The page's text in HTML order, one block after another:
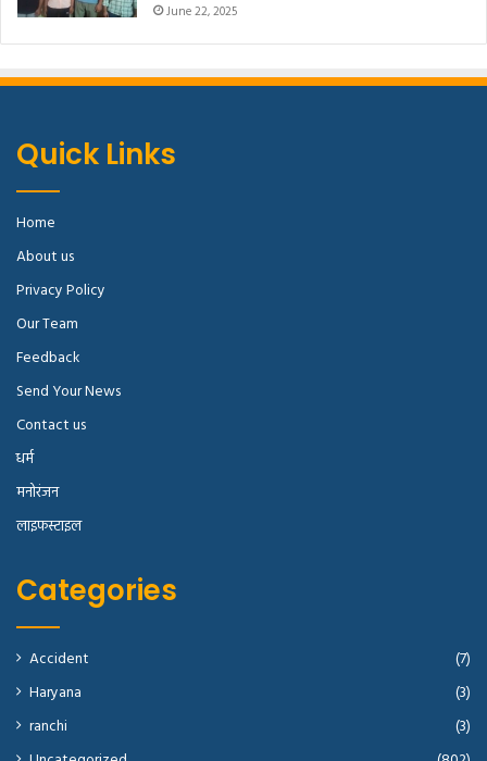
June 22, 2025
Quick Links
Home
About us
Privacy Policy
Our Team
Feedback
Send Your News
Contact us
धर्म
मनोरंजन
लाइफस्टाइल
Categories
Accident
(7)
Haryana
(3)
ranchi
(3)